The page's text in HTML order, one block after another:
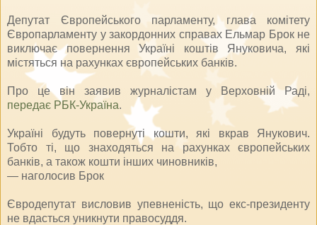
Депутат Європейського парламенту, глава комітету
Європарламенту у закордонних справах Ельмар Брок не
виключає повернення Україні коштів Януковича, які
містяться на рахунках європейських банків.
Про це він заявив журналістам у Верховній Раді,
передає РБК-Україна.
Україні будуть повернуті кошти, які вкрав Янукович.
Тобто ті, що знаходяться на рахунках європейських
банків, а також кошти інших чиновників,
— наголосив Брок
Євродепутат висловив упевненість, що екс-президенту
не вдасться уникнути правосуддя.